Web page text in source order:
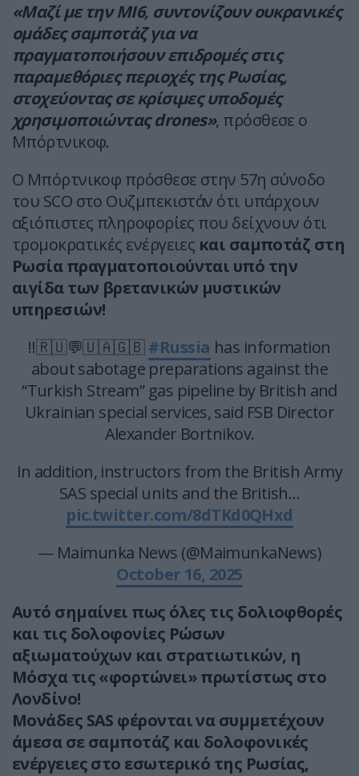
«Μαζί με την MI6, συντονίζουν ουκρανικές
ομάδες σαμποτάζ για να
πραγματοποιήσουν επιδρομές στις
παραμεθόριες περιοχές της Ρωσίας,
στοχεύοντας σε κρίσιμες υποδομές
χρησιμοποιώντας drones», πρόσθεσε ο
Μπόρτνικοφ.
Ο Μπόρτνικοφ πρόσθεσε στην 57η σύνοδο
του SCO στο Ουζμπεκιστάν ότι υπάρχουν
αξιόπιστες πληροφορίες που δείχνουν ότι
τρομοκρατικές ενέργειες και σαμποτάζ στη
Ρωσία πραγματοποιούνται υπό την
αιγίδα των βρετανικών μυστικών
υπηρεσιών!
‼️🇷🇺💬🇺🇦🇬🇧#Russia has information
about sabotage preparations against the
“Turkish Stream” gas pipeline by British and
Ukrainian special services, said FSB Director
Alexander Bortnikov.
In addition, instructors from the British Army
SAS special units and the British…
pic.twitter.com/8dTKd0QHxd
— Maimunka News (@MaimunkaNews)
October 16, 2025
Αυτό σημαίνει πως όλες τις δολιοφθορές
και τις δολοφονίες Ρώσων
αξιωματούχων και στρατιωτικών, η
Μόσχα τις «φορτώνει» πρωτίστως στο
Λονδίνο!
Μονάδες SAS φέρονται να συμμετέχουν
άμεσα σε σαμποτάζ και δολοφονικές
ενέργειες στο εσωτερικό της Ρωσίας,